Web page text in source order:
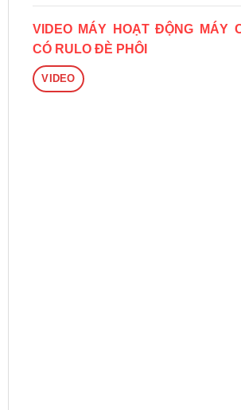
VIDEO MÁY HOẠT ĐỘNG MÁY
CÓ RULO ĐÈ PHÔI
VIDEO